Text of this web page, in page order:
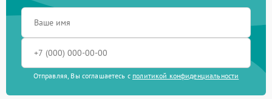
Отправляя, Вы соглашаетесь с политикой конфиденциальности